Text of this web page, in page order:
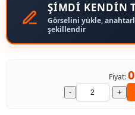
ŞİMDİ KENDİN
Görselini yükle,
şekillendir
Fiyat:
- +